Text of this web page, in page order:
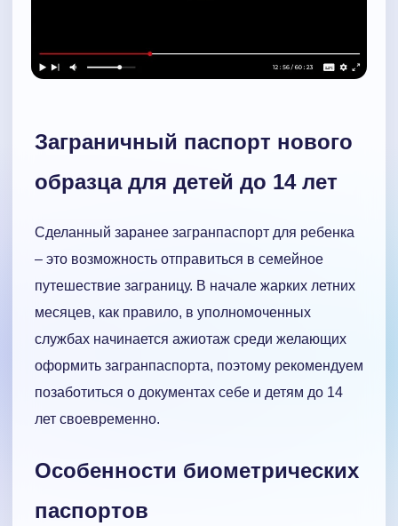
Заграничный паспорт нового
образца для детей до 14 лет
Сделанный заранее загранпаспорт для ребенка
– это возможность отправиться в семейное
путешествие заграницу. В начале жарких летних
месяцев, как правило, в уполномоченных
службах начинается ажиотаж среди желающих
оформить загранпаспорта, поэтому рекомендуем
позаботиться о документах себе и детям до 14
лет своевременно.
Особенности биометрических
паспортов